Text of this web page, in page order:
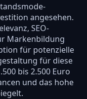
angesehen.
SEO-
Markenbildung
für potenzielle
für diese
bis 2.500 Euro
und das hohe